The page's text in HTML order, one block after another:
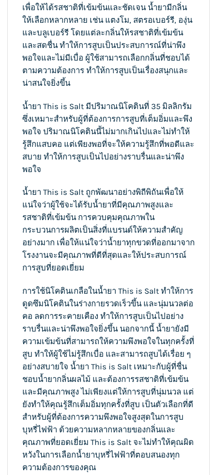
เพื่อให้ได้รสชาติที่เข้มข้นและชัดเจน น้ำยามีกลิ่น
ให้เลือกหลากหลาย เช่น แตงโม, สตรอเบอร์รี, องุ่น
และบลูเบอร์รี โดยแต่ละกลิ่นให้รสชาติที่เข้มข้น
และสดชื่น ทำให้การสูบเป็นประสบการณ์ที่น่าพึง
พอใจและไม่มีเบื่อ ผู้ใช้สามารถเลือกกลิ่นที่ชอบได้
ตามความต้องการ ทำให้การสูบเป็นเรื่องสนุกและ
น่าสนใจยิ่งขึ้น
น้ำยา This is Salt มีปริมาณนิโคตินที่ 35 มิลลิกรัม
ซึ่งเหมาะสำหรับผู้ที่ต้องการการสูบที่เต็มอิ่มและพึง
พอใจ ปริมาณนิโคตินนี้ไม่มากเกินไปและไม่ทำให้
รู้สึกแสบคอ แต่เพียงพอที่จะให้ความรู้สึกที่พอดีและ
สบาย ทำให้การสูบเป็นไปอย่างราบรื่นและน่าพึง
พอใจ
น้ำยา This is Salt ถูกพัฒนาอย่างพิถีพิถันเพื่อให้
แน่ใจว่าผู้ใช้จะได้รับน้ำยาที่มีคุณภาพสูงและ
รสชาติที่เข้มข้น การควบคุมคุณภาพใน
กระบวนการผลิตเป็นสิ่งที่แบรนด์ให้ความสำคัญ
อย่างมาก เพื่อให้แน่ใจว่าน้ำยาทุกขวดที่ออกมาจาก
โรงงานจะมีคุณภาพที่ดีที่สุดและให้ประสบการณ์
การสูบที่ยอดเยี่ยม
การใช้นิโคตินเกลือในน้ำยา This is Salt ทำให้การ
ดูดซึมนิโคตินในร่างกายรวดเร็วขึ้น และนุ่มนวลต่อ
คอ ลดการระคายเคือง ทำให้การสูบเป็นไปอย่าง
ราบรื่นและน่าพึงพอใจยิ่งขึ้น นอกจากนี้ น้ำยายังมี
ความเข้มข้นที่สามารถให้ความพึงพอใจในทุกครั้งที่
สูบ ทำให้ผู้ใช้ไม่รู้สึกเบื่อ และสามารถสูบได้เรื่อย ๆ
อย่างสบายใจ น้ำยา This is Salt เหมาะกับผู้ที่ชื่น
ชอบน้ำยากลิ่นผลไม้ และต้องการรสชาติที่เข้มข้น
และมีคุณภาพสูง ไม่เพียงแต่ให้การสูบที่นุ่มนวล แต่
ยังทำให้คุณรู้สึกเต็มอิ่มทุกครั้งที่สูบ เป็นตัวเลือกที่ดี
สำหรับผู้ที่ต้องการความพึงพอใจสูงสุดในการสูบ
บุหรี่ไฟฟ้า ด้วยความหลากหลายของกลิ่นและ
คุณภาพที่ยอดเยี่ยม This is Salt จะไม่ทำให้คุณผิด
หวังในการเลือกน้ำยาบุหรี่ไฟฟ้าที่ตอบสนองทุก
ความต้องการของคุณ